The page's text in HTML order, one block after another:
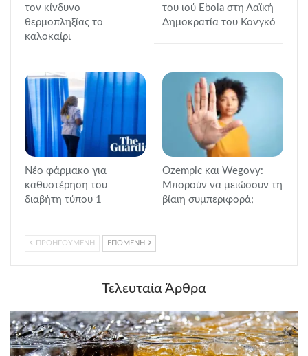
τον κίνδυνο
θερμοπληξίας το
καλοκαίρι
του ιού Ebola στη Λαϊκή
Δημοκρατία του Κονγκό
Νέο φάρμακο για
καθυστέρηση του
διαβήτη τύπου 1
Ozempic και Wegovy:
Μπορούν να μειώσουν τη
βίαιη συμπεριφορά;
ΠΡΟΗΓΟΥΜΕΝΗ ΕΠΟΜΕΝΗ
Τελευταία Άρθρα